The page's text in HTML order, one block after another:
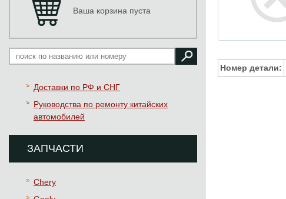
Ваша корзина пуста
Доставки по РФ и СНГ
Руководства по ремонту китайских
автомобилей
ЗАПЧАСТИ
Chery
Номер детали: